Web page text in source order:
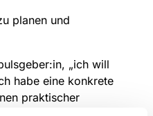
planen und
„ich will
habe eine konkrete
praktischer